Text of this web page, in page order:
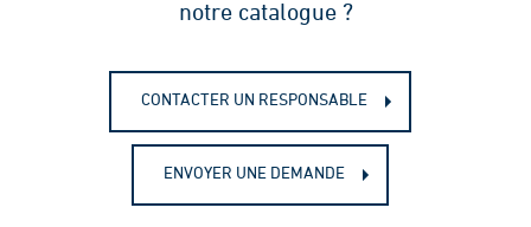
notre catalogue ?
CONTACTER UN RESPONSABLE
ENVOYER UNE DEMANDE